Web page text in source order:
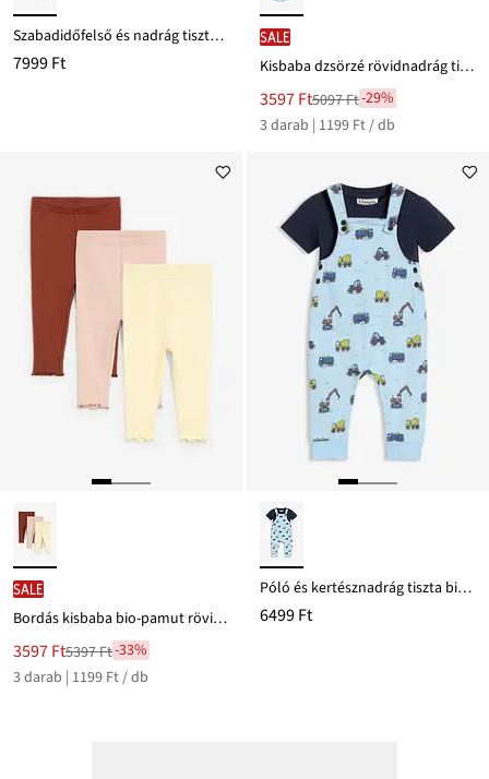
Szabadidőfelső és nadrág tiszta bio-pamutból (2-részes szett)
7999 Ft
SALE
Kisbaba dzsörzé rövidnadrág tiszta bio-pamutból (3 db-os csomag)
Új
ár
3597 Ft
Leárazva
5097 Ft
5097 Ft-29%
3 darab | 1199 Ft / db
SALE
Bordás kisbaba bio-pamut rövidnadrág fodorral (3 db-os csomag)
Új
ár
3597 Ft
Leárazva
5397 Ft
5397 Ft-33%
3 darab | 1199 Ft / db
Póló és kertésznadrág tiszta bio-pamutból (2-részes szett)
6499 Ft